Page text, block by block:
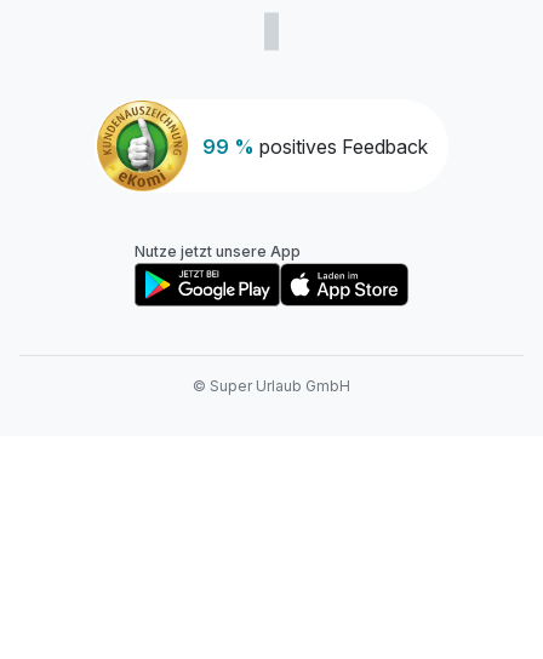
99 % positives Feedback
Nutze jetzt unsere App
© Super Urlaub GmbH